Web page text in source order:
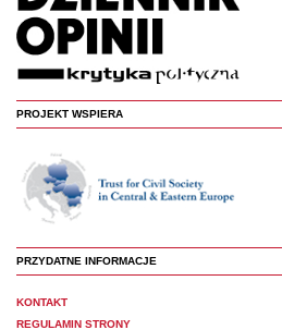
PROJEKT WSPIERA
PRZYDATNE INFORMACJE
KONTAKT
REGULAMIN STRONY